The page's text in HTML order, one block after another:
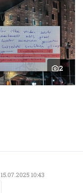
2
15.07.2025 10:43